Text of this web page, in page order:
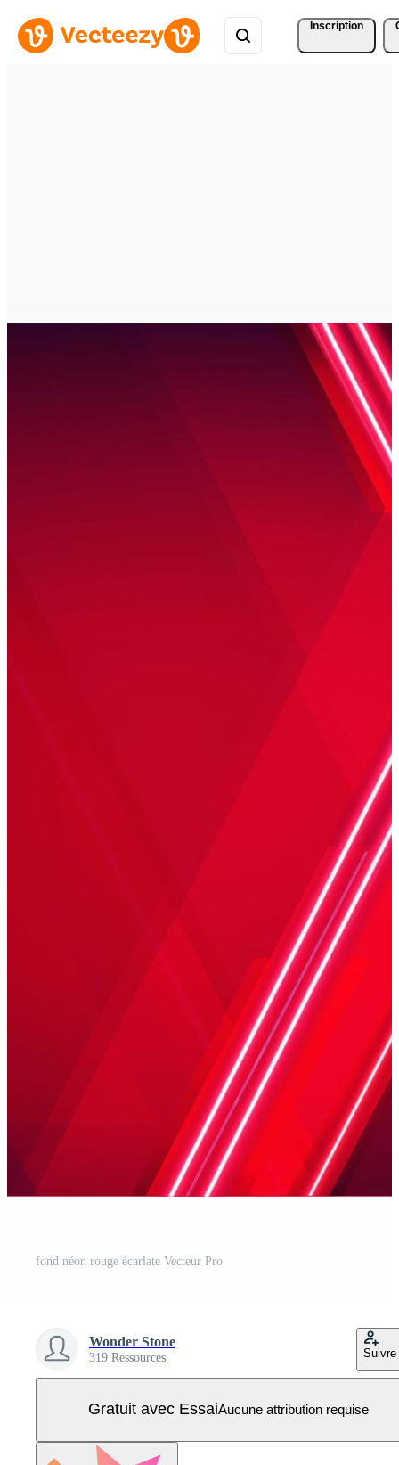
Inscription
fond néon rouge écarlate Vecteur Pro
Wonder Stone
319 Ressources Suivre
Gratuit avec EssaiAucune attribution requise